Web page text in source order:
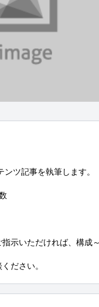
ツ記事を執筆します。
示いただければ、構成
ださい。